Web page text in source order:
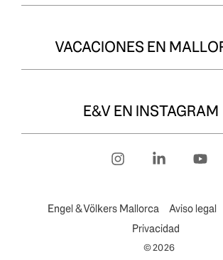
VACACIONES EN
E&V EN INSTAGRAM
Engel & Völkers Mallorca Aviso legal
Privacidad
© 2026
InstagramLinkedin